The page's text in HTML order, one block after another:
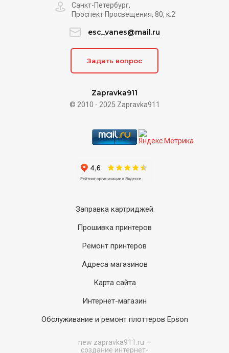
Zapravka911
© 2010 - 2025 Zapravka911
Санкт-Петербург,
Проспект Просвещения, 80, к.2
esc_vanes@mail.ru
Задать вопрос
Заправка картриджей
Прошивка принтеров
Ремонт принтеров
Адреса магазинов
Карта сайта
Интернет-магазин
Обслуживание и ремонт плоттеров Epson
new zapravka911.ru —
создание интернет-